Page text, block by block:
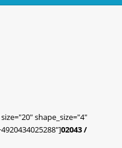
shape_size="4"
02043 /